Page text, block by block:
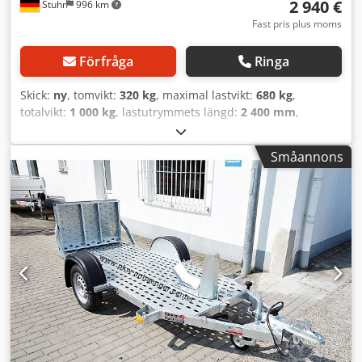
Stuhr 996 km 2 940 €
Fast pris plus moms
Förfråga Ringa
Skick: ny, tomvikt: 320 kg, maximal lastvikt: 680 kg,
totalvikt: 1 000 kg, lastutrymmets längd: 2 400 mm,
1 260 mm
mm, däcksstorlek:155r13c, Sänkhälsa från
släpvagnstillverkaren VEZEKO, modell HUSKY Med en
sänkbar bilsläpvagn kan fordon lastas enkelt. Plattformen
höjs manuellt med handhydraulik. När ventilen på
handpumpen öppnas sänks plattformen mjukt, vilket gör
det lätt att köra upp gräsklippare, maskiner, motorcyklar,
pallar, fyrhjulingar och ATV över den låga rampen.
Standardutrustningen för Senkomat är handhydraulik,
dragbox, surrningsöglor, stödhjul med hållare, robust
svetsad ram varmförzinkad och en mycket stabil V-
dragstång. Exakt utrustning och tekniska detaljer hittar du
längre ner. Vi erbjuder även sänkhälsa som kapellsläp eller
skåpsläp. Tillbehör som motorcykelvagga,
Småannons